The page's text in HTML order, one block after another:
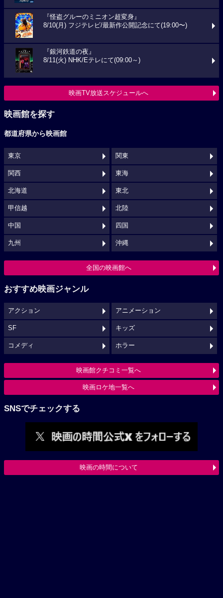
『怪盗グルーのミニオン超変身』
8/10(月) フジテレビ/最新作公開記念にて(19:00〜)
『銀河鉄道の夜』
8/11(火) NHK/Eテレにて(09:00～)
映画TV放送スケジュールへ
映画館を探す
都道府県から映画館
東京 関東
関西 東海
北海道 東北
甲信越 北陸
中国 四国
九州 沖縄
全国の映画館へ
おすすめ映画ジャンル
アクション アニメーション
SF キッズ
コメディ ホラー
映画館クチコミ一覧へ
映画ロケ地一覧へ
SNSでチェックする
映画の時間について